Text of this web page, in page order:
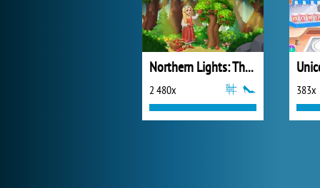
Northern Lights: The Secret of the Forest
2 480x 383x